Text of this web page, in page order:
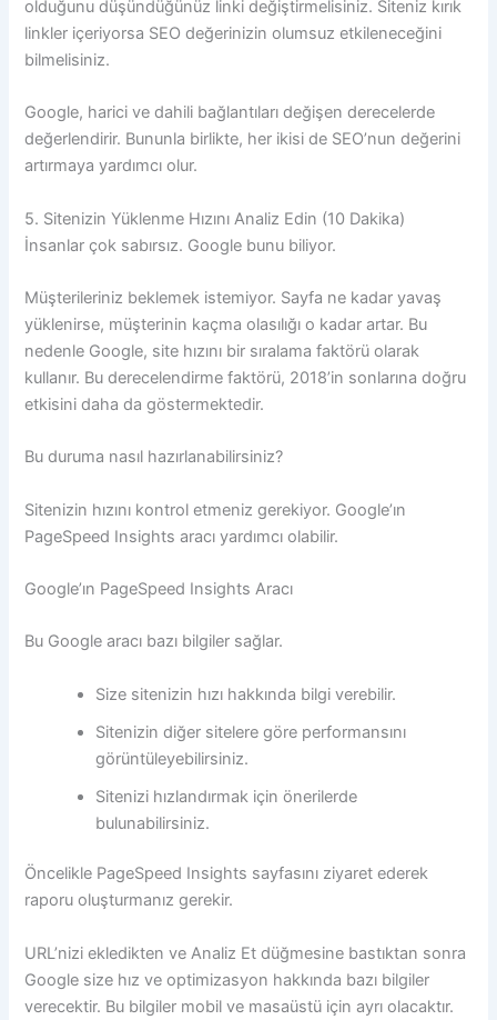
olduğunu düşündüğünüz linki değiştirmelisiniz. Siteniz kırık
linkler içeriyorsa SEO değerinizin olumsuz etkileneceğini
bilmelisiniz.
Google, harici ve dahili bağlantıları değişen derecelerde
değerlendirir. Bununla birlikte, her ikisi de SEO’nun değerini
artırmaya yardımcı olur.
5. Sitenizin Yüklenme Hızını Analiz Edin (10 Dakika)
İnsanlar çok sabırsız. Google bunu biliyor.
Müşterileriniz beklemek istemiyor. Sayfa ne kadar yavaş
yüklenirse, müşterinin kaçma olasılığı o kadar artar. Bu
nedenle Google, site hızını bir sıralama faktörü olarak
kullanır. Bu derecelendirme faktörü, 2018’in sonlarına doğru
etkisini daha da göstermektedir.
Bu duruma nasıl hazırlanabilirsiniz?
Sitenizin hızını kontrol etmeniz gerekiyor. Google’ın
PageSpeed ​​Insights aracı yardımcı olabilir.
Google’ın PageSpeed Insights Aracı
Bu Google aracı bazı bilgiler sağlar.
Size sitenizin hızı hakkında bilgi verebilir.
Sitenizin diğer sitelere göre performansını
görüntüleyebilirsiniz.
Sitenizi hızlandırmak için önerilerde
bulunabilirsiniz.
Öncelikle PageSpeed ​​Insights sayfasını ziyaret ederek
raporu oluşturmanız gerekir.
URL’nizi ekledikten ve Analiz Et düğmesine bastıktan sonra
Google size hız ve optimizasyon hakkında bazı bilgiler
verecektir. Bu bilgiler mobil ve masaüstü için ayrı olacaktır.